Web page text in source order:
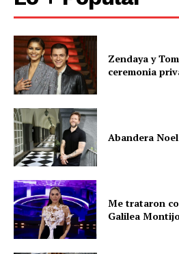
Zendaya y
ceremonia
Abandera
Me trataron
Galilea